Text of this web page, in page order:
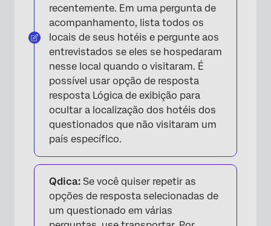
recentemente. Em uma pergunta de
acompanhamento, lista todos os
locais de seus hotéis e pergunte aos
entrevistados se eles se hospedaram
nesse local quando o visitaram. É
possível usar opção de resposta
resposta Lógica de exibição para
ocultar a localização dos hotéis dos
questionados que não visitaram um
país específico.
Qdica: Se você quiser repetir as
opções de resposta selecionadas de
um questionado em várias